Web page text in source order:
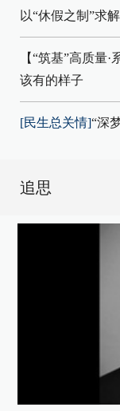
以“休假之制”求
【“筑基”高质量
该有的样子
[民生总关情]“深
追思